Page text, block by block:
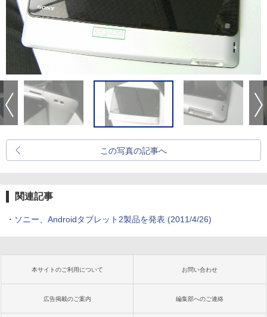
この写真の記事へ
関連記事
・ ソニー、Androidタブレット2製品を発表 (2011/4/26)
本サイトのご利用について お問い合わせ
広告掲載のご案内 編集部へのご連絡